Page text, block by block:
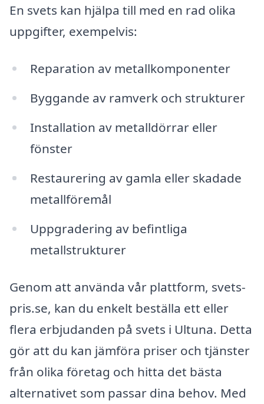
En svets kan hjälpa till med en rad olika
uppgifter, exempelvis:
Reparation av metallkomponenter
Byggande av ramverk och strukturer
Installation av metalldörrar eller
fönster
Restaurering av gamla eller skadade
metallföremål
Uppgradering av befintliga
metallstrukturer
Genom att använda vår plattform, svets-
pris.se, kan du enkelt beställa ett eller
flera erbjudanden på svets i Ultuna. Detta
gör att du kan jämföra priser och tjänster
från olika företag och hitta det bästa
alternativet som passar dina behov. Med